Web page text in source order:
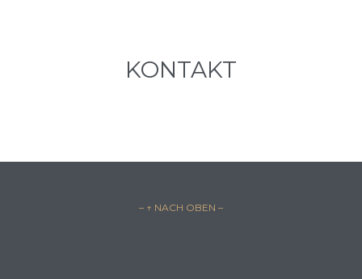
KONTAKT
– ↑ NACH OBEN –